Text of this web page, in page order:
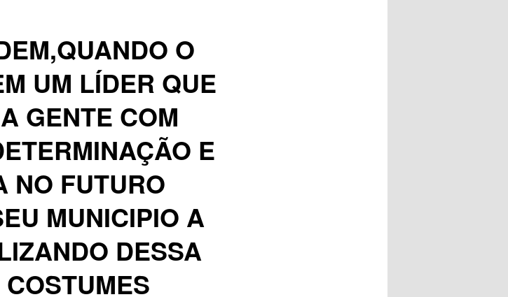
O
UM LÍDER QUE
GENTE COM
E
NO FUTURO
MUNICIPIO A
DESSA